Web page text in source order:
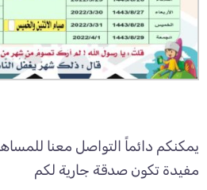
يمكنكم دائماً التواصل معنا
مفيدة تكون صدقة جارية لكم